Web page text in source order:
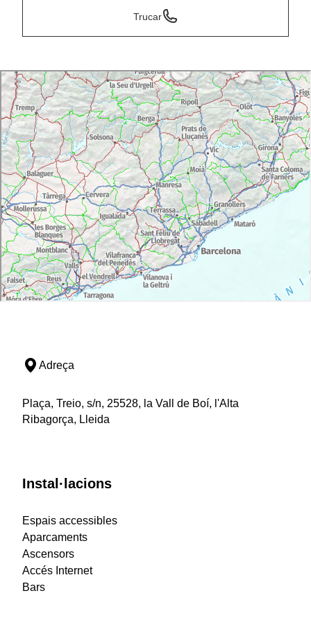
Trucar
Adreça
Plaça, Treio, s/n, 25528, la Vall de Boí, l'Alta
Ribagorça, Lleida
Instal·lacions
Espais accessibles
Aparcaments
Ascensors
Accés Internet
Bars